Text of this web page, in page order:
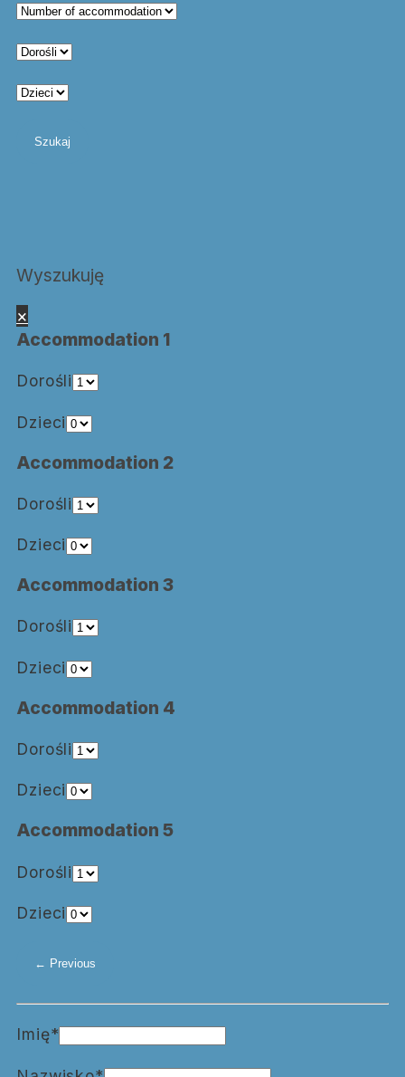
Wyszukuję
×
Accommodation 1
Dorośli
Dzieci
Accommodation 2
Dorośli
Dzieci
Accommodation 3
Dorośli
Dzieci
Accommodation 4
Dorośli
Dzieci
Accommodation 5
Dorośli
Dzieci
Imię*